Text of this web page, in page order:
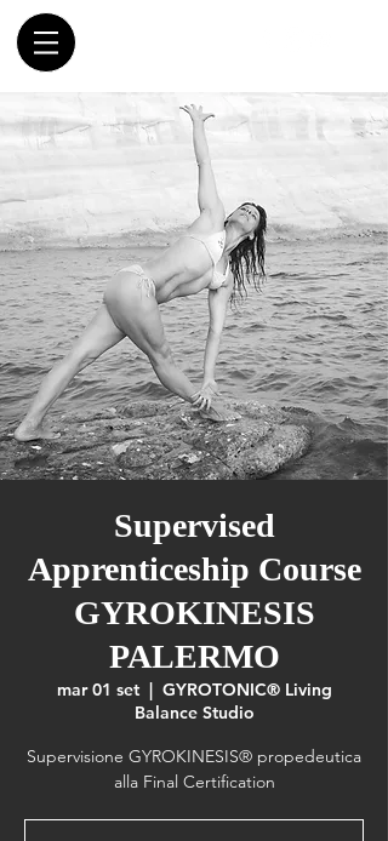
Supervised
Apprenticeship Course
GYROKINESIS
PALERMO
mar 01 set
  |
GYROTONIC® Living
Balance Studio
Supervisione GYROKINESIS® propedeutica
alla Final Certification